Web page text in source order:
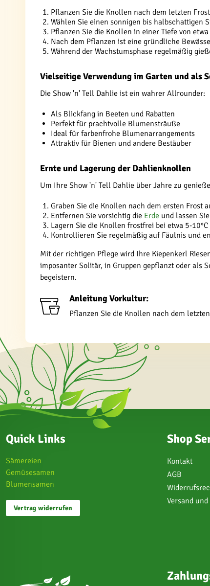
Pflanzen Sie die Knollen nach dem letzten
Wählen Sie einen sonnigen bis halbschattigen
Pflanzen Sie die Knollen in einer Tiefe von
Nach dem Pflanzen ist eine gründliche
Während der Wachstumsphase regelmäßig
Vielseitige Verwendung im Garten und als
Die Show 'n' Tell Dahlie ist ein wahrer Allrounder:
Als Blickfang in Beeten und Rabatten
Perfekt für prachtvolle Blumensträuße
Ideal für farbenfrohe Blumenarrangements
Attraktiv für Bienen und andere Bestäuber
Ernte und Lagerung der Dahlienknollen
Um Ihre Show 'n' Tell Dahlie über Jahre zu
Graben Sie die Knollen nach dem ersten Frost
Entfernen Sie vorsichtig die Erde und lassen
Lagern Sie die Knollen frostfrei bei etwa 5-
Kontrollieren Sie regelmäßig auf Fäulnis und
Mit der richtigen Pflege wird Ihre Kiepenkerl
imposanter Solitär, in Gruppen gepflanzt oder als
begeistern.
Anleitung Vorkultur:
Pflanzen Sie die Knollen nach dem
Quick Links
Sämereien
Gemüsesamen
Blumensamen
Vertrag widerrufen
Shop
Kontakt
AGB
Versand